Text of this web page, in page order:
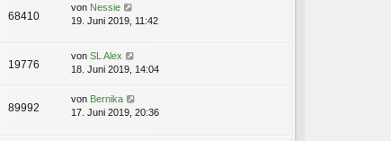
68410
von Nessie
19. Juni 2019, 11:42
19776
von SL Alex
18. Juni 2019, 14:04
89992
von Bernika
17. Juni 2019, 20:36